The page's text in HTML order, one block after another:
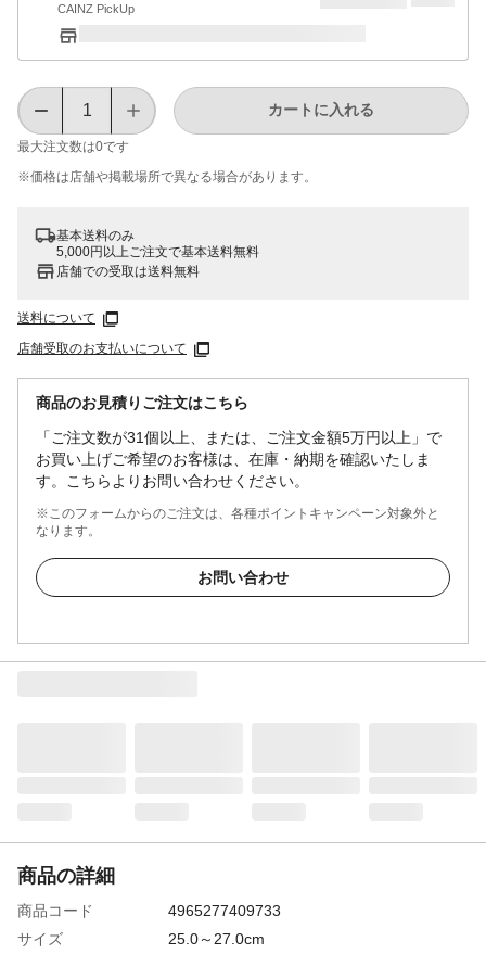
CAINZ PickUp
最大注文数は0です
カートに入れる
※価格は​店舗や​掲載場所で​異なる​場合が​あります。
基本送料のみ
5,000円以上ご注文で基本送料無料
店舗での受取は送料無料
送料について
店舗受取のお支払いについて
商品のお見積りご注文はこちら
「ご注文数が31個以上、または、ご注文金額5万円以上」で
お買い上げご希望のお客様は、在庫・納期を確認いたしま
す。こちらよりお問い合わせください。
※このフォームからのご注文は、各種ポイントキャンペーン対象外と
なります。
お問い合わせ
商品の詳細
商品コード
4965277409733
サイズ
25.0～27.0cm